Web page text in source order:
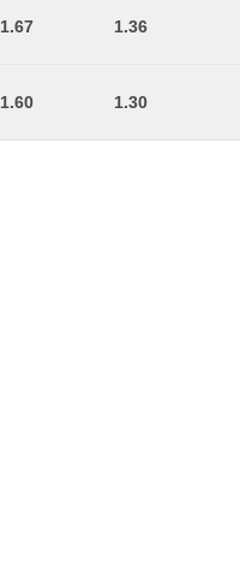
1.67 1.36
1.60 1.30